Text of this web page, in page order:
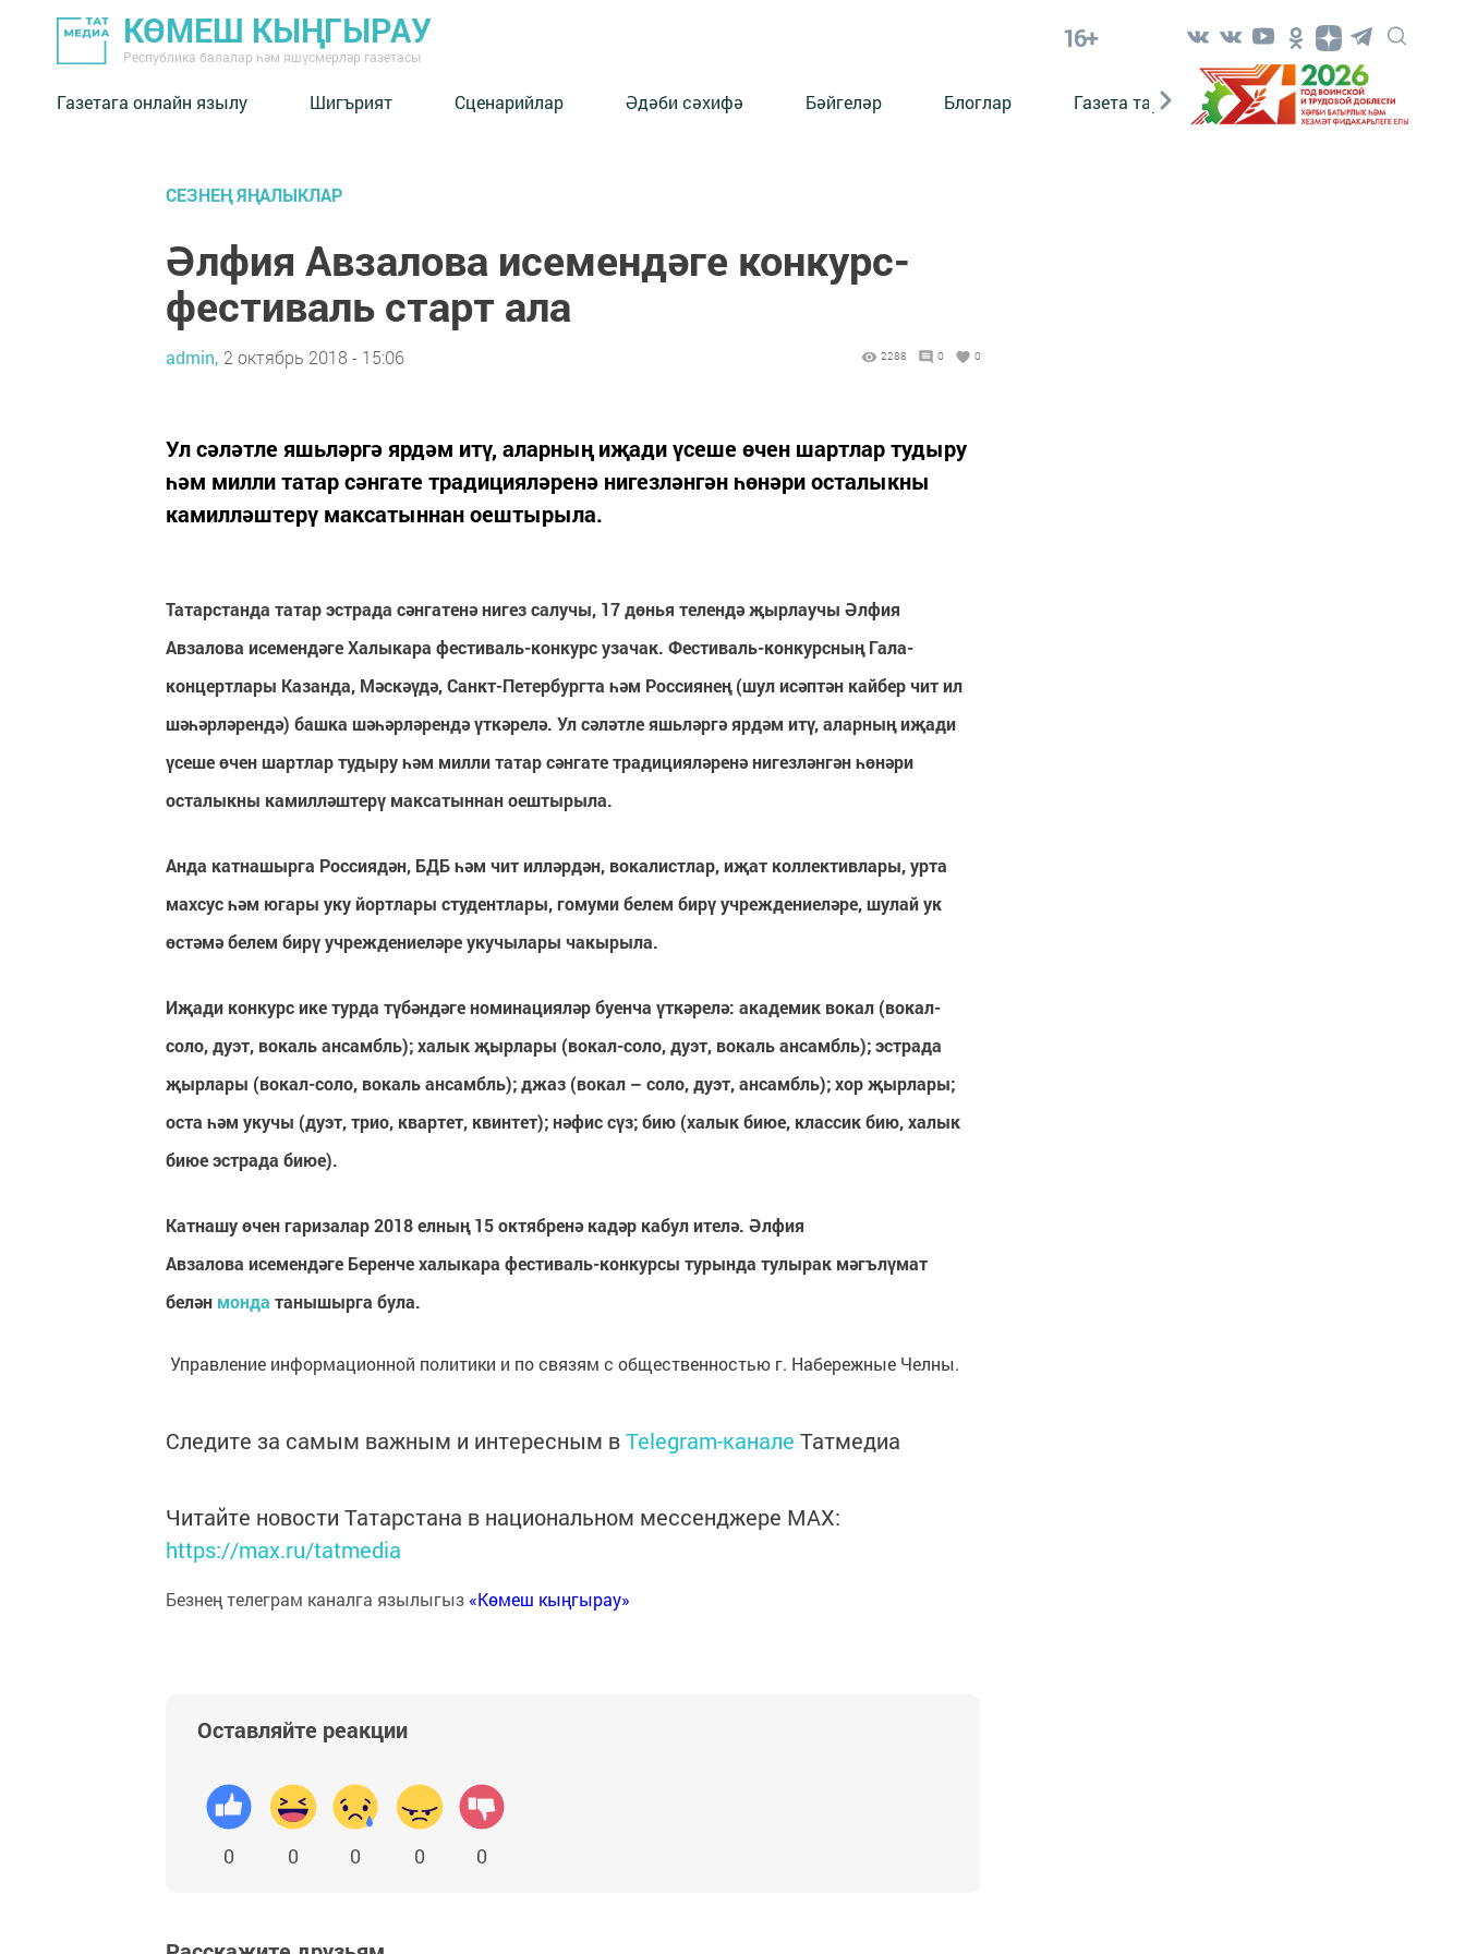
КӨМЕШ КЫҢГЫРАУ
Республика балалар һәм яшүсмерләр газетасы
16+
Газетага онлайн язылу Шигърият Сценарийлар Әдәби сәхифә Бәйгеләр Блоглар Газета тарихы Әкият Әкият
СЕЗНЕҢ ЯҢАЛЫКЛАР
Әлфия Авзалова исемендәге конкурс-
фестиваль старт ала
admin, 2 октябрь 2018 - 15:06 2288 0 0
Ул сәләтле яшьләргә ярдәм итү, аларның иҗади үсеше өчен шартлар тудыру
һәм милли татар сәнгате традицияләренә нигезләнгән һөнәри осталыкны
камилләштерү максатыннан оештырыла.
Татарстанда татар эстрада сәнгатенә нигез салучы, 17 дөнья телендә җырлаучы Әлфия
Авзалова исемендәге Халыкара фестиваль-конкурс узачак. Фестиваль-конкурсның Гала-
концертлары Казанда, Мәскәүдә, Санкт-Петербургта һәм Россиянең (шул исәптән кайбер чит ил
шәһәрләрендә) башка шәһәрләрендә үткәрелә. Ул сәләтле яшьләргә ярдәм итү, аларның иҗади
үсеше өчен шартлар тудыру һәм милли татар сәнгате традицияләренә нигезләнгән һөнәри
осталыкны камилләштерү максатыннан оештырыла.
Анда катнашырга Россиядән, БДБ һәм чит илләрдән, вокалистлар, иҗат коллективлары, урта
махсус һәм югары уку йортлары студентлары, гомуми белем бирү учреждениеләре, шулай ук
өстәмә белем бирү учреждениеләре укучылары чакырыла.
Иҗади конкурс ике турда түбәндәге номинацияләр буенча үткәрелә: академик вокал (вокал-
соло, дуэт, вокаль ансамбль); халык җырлары (вокал-соло, дуэт, вокаль ансамбль); эстрада
җырлары (вокал-соло, вокаль ансамбль); джаз (вокал – соло, дуэт, ансамбль); хор җырлары;
оста һәм укучы (дуэт, трио, квартет, квинтет); нәфис сүз; бию (халык биюе, классик бию, халык
биюе эстрада биюе).
Катнашу өчен гаризалар 2018 елның 15 октябренә кадәр кабул ителә. Әлфия
Авзалова исемендәге Беренче халыкара фестиваль-конкурсы турында тулырак мәгълүмат
белән монда танышырга була.
Управление информационной политики и по связям с общественностью г. Набережные Челны.
Следите за самым важным и интересным вTelegram-канале Татмедиа
Читайте новости Татарстана в национальном мессенджере MАХ:
https://max.ru/tatmedia
Безнең телеграм каналга язылыгыз «Көмеш кыңгырау»
Оставляйте реакции
0 0 0 0 0